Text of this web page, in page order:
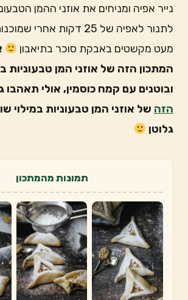
נייר אפיה ומניחים את אוזני ההמן
לתנור לאפיה של 25 דקות
מעט מקשטים באבקת סוכר בתיאבון
המתכון הזה של אוזני המן טבעוניות
ובוטנים עם קמח כוסמין, אולי
הזה של אוזני המן טבעוניות במילוי
גלוטן
תמונות מהמתכון